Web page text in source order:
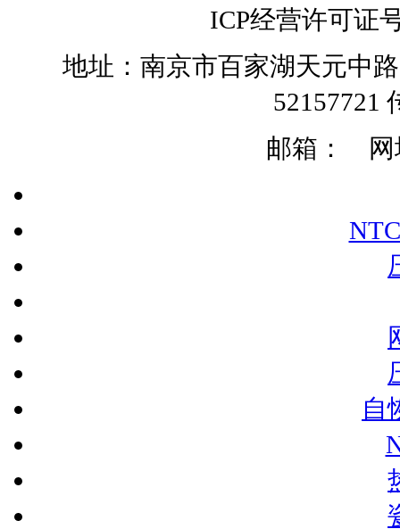
ICP经营许可证
地址：南京市百家湖天元中
52157721
邮箱：
网
自